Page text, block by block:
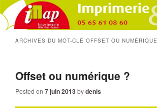
ARCHIVES DU MOT-CLÉ OFFSET OU NUMÉRIQUE
Offset ou numérique ?
Posted on 7 juin 2013bydenis